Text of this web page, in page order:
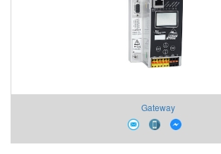
Gateway